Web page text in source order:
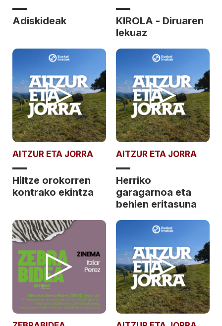
Adiskideak
KIROLA - Diruaren
lekuaz
AITZUR ETA JORRA
Hiltze orokorren
kontrako ekintza
AITZUR ETA JORRA
Herriko
garagarnoa eta
behien eritasuna